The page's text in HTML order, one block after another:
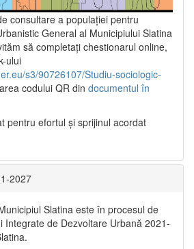
consultare a populaţiei pentru
General al Municipiului Slatina
să completați chestionarul online,
ului
s3/90726107/Studiu-sociologic-
codului QR din documentul în
pentru efortul şi sprijinul acordat
2027
Slatina este în procesul de
Integrate de Dezvoltare Urbană 2021‐